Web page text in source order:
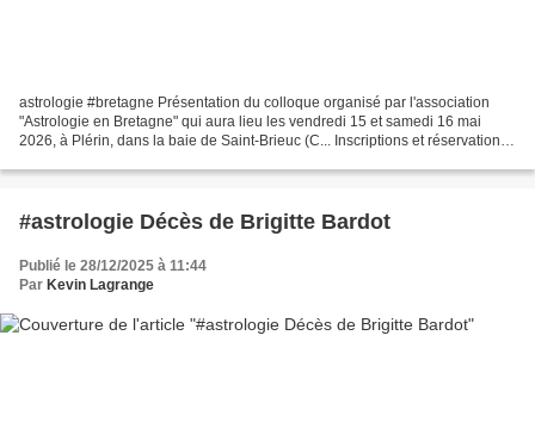
astrologie #bretagne Présentation du colloque organisé par l'association
"Astrologie en Bretagne" qui aura lieu les vendredi 15 et samedi 16 mai
2026, à Plérin, dans la baie de Saint-Brieuc (C... Inscriptions et réservations
#astrologie Décès de Brigitte Bardot
Publié le 28/12/2025 à 11:44
Par Kevin Lagrange